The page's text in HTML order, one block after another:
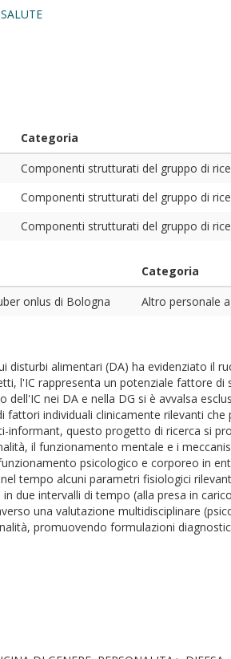
Categoria
Componenti strutturati del gruppo di
Componenti strutturati del gruppo di
Componenti strutturati del gruppo di
Categoria
onlus di Bologna Altro personale
disturbi alimentari (DA) ha evidenziato il
l'IC rappresenta un potenziale fattore
nei DA e nella DG si è avvalsa
fattori individuali clinicamente rilevanti
questo progetto di ricerca si
il funzionamento mentale e i
psicologico e corporeo in
tempo alcuni parametri fisiologici
due intervalli di tempo (alla presa in
una valutazione multidisciplinare
promuovendo formulazioni